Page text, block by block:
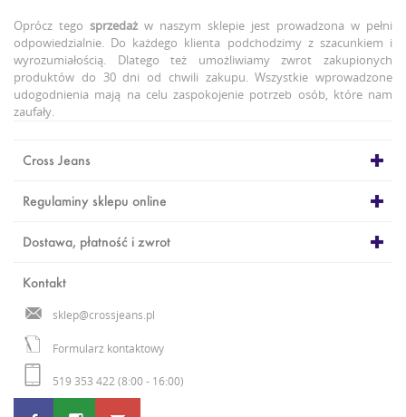
Oprócz tego sprzedaż w naszym sklepie jest prowadzona w pełni
odpowiedzialnie. Do każdego klienta podchodzimy z szacunkiem i
wyrozumiałością. Dlatego też umożliwiamy zwrot zakupionych
produktów do 30 dni od chwili zakupu. Wszystkie wprowadzone
udogodnienia mają na celu zaspokojenie potrzeb osób, które nam
zaufały.
Cross Jeans
Regulaminy sklepu online
Dostawa, płatność i zwrot
Kontakt
sklep@crossjeans.pl
Formularz kontaktowy
519 353 422 (8:00 - 16:00)